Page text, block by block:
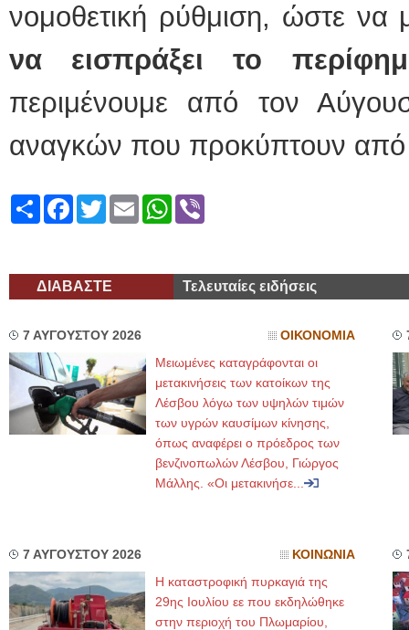
νομοθετική ρύθμιση, ώστε
να εισπράξει το
περιμένουμε από τον
αναγκών που προκύπτουν από
ShareFacebook
TwitterEmailWhatsApp
ΔΙΑΒΑΣΤΕ Τελευταίες ειδήσεις
7 ΑΥΓΟΥΣΤΟΥ 2026 ΟΙΚΟΝΟΜΙΑ
Μειωμένες καταγράφονται οι
μετακινήσεις των κατοίκων της
Λέσβου λόγω των υψηλών τιμών
των υγρών καυσίμων κίνησης,
όπως αναφέρει ο πρόεδρος των
βενζινοπωλών Λέσβου, Γιώργος
Μάλλης. «Οι μετακινήσε...
7 ΑΥΓΟΥΣΤΟΥ 2026 ΚΟΙΝΩΝΙΑ
Η καταστροφική πυρκαγιά της
29ης Ιουλίου εε που εκδηλώθηκε
στην περιοχή του Πλωμαρίου,